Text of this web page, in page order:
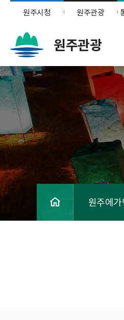
원주시청 원주관광
원주관광
원주에가